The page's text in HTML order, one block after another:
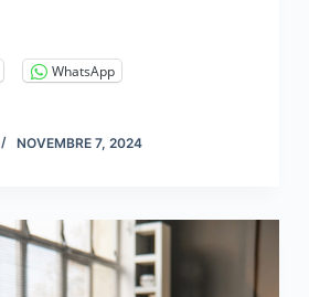
WhatsApp
NOVEMBRE 7, 2024